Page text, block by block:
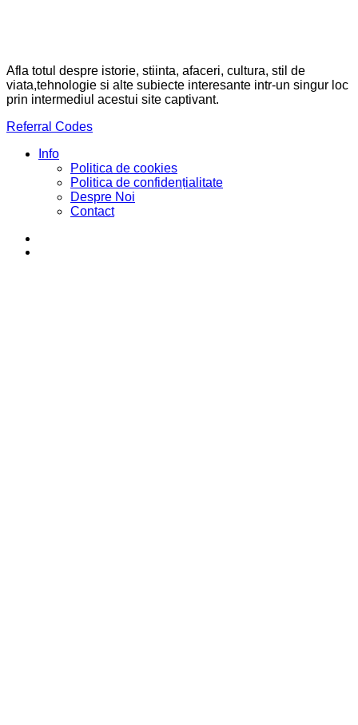
Afla totul despre istorie, stiinta, afaceri, cultura, stil de
viata,tehnologie si alte subiecte interesante intr-un singur loc
prin intermediul acestui site captivant.
Referral Codes
Info
Politica de cookies
Politica de confidențialitate
Despre Noi
Contact